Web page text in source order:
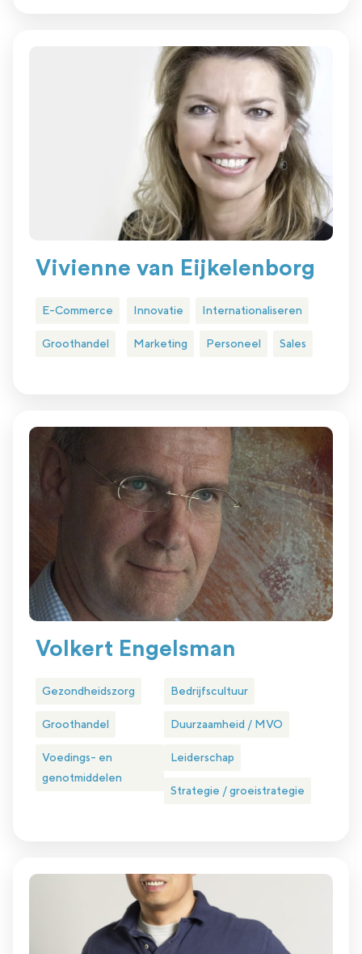
Vivienne van Eijkelenborg
E-Commerce
Groothandel
Innovatie Internationaliseren
Marketing Personeel Sales
Volkert Engelsman
Gezondheidszorg
Groothandel
Voedings- en
genotmiddelen
Bedrijfscultuur
Duurzaamheid / MVO
Leiderschap
Strategie / groeistrategie